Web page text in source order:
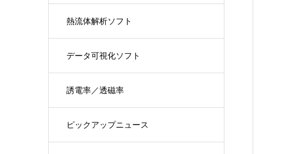
熱流体解析ソフト
データ可視化ソフト
誘電率／透磁率
ピックアップニュース